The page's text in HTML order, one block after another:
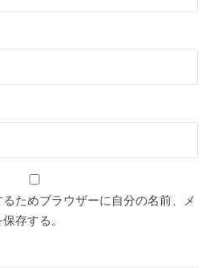
ためブラウザーに自分の名前、メ
存する。